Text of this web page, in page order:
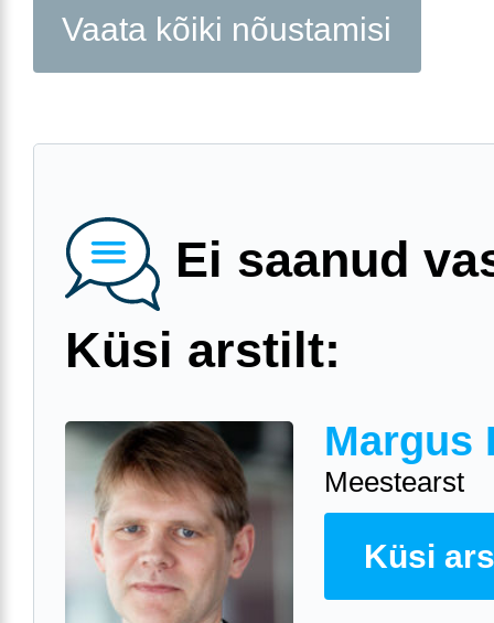
Vaata kõiki nõustamisi
Ei saanud
Küsi arstilt:
Margus
Meestearst
Küsi